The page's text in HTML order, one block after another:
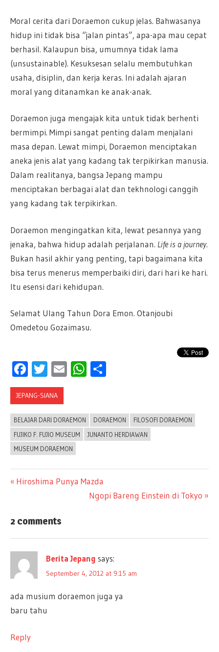
Moral cerita dari Doraemon cukup jelas. Bahwasanya
hidup ini tidak bisa “jalan pintas”, apa-apa mau cepat
berhasil. Kalaupun bisa, umumnya tidak lama
(unsustainable). Kesuksesan selalu membutuhkan
usaha, disiplin, dan kerja keras. Ini adalah ajaran
moral yang ditanamkan ke anak-anak.
Doraemon juga mengajak kita untuk tidak berhenti
bermimpi. Mimpi sangat penting dalam menjalani
masa depan. Lewat mimpi, Doraemon menciptakan
aneka jenis alat yang kadang tak terpikirkan manusia.
Dalam realitanya, bangsa Jepang mampu
menciptakan berbagai alat dan tekhnologi canggih
yang kadang tak terpikirkan.
Doraemon mengingatkan kita, lewat pesannya yang
jenaka, bahwa hidup adalah perjalanan. Life is a journey.
Bukan hasil akhir yang penting, tapi bagaimana kita
bisa terus menerus memperbaiki diri, dari hari ke hari.
Itu esensi dari kehidupan.
Selamat Ulang Tahun Dora Emon. Otanjoubi
Omedetou Gozaimasu.
Facebook
Twitter
EmailWhatsApp
JEPANG-SIANA
BELAJAR DARI DORAEMON DORAEMON
FILOSOFI DORAEMON
FUJIKO F. FUJIO MUSEUM
JUNANTO HERDIAWAN
MUSEUM DORAEMON
navigation
Previous
Hiroshima Punya Mazda
Next
Ngopi Bareng Einstein di Tokyo
2 comments
Berita Jepang says:
September 4, 2012 at 9:15 am
ada musium doraemon juga ya
baru tahu
Reply